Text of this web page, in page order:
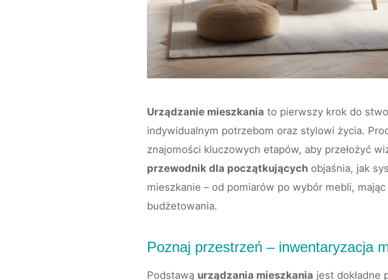
Urządzanie mieszkania to pierwszy krok do
indywidualnym potrzebom oraz stylowi życia.
znajomości kluczowych etapów, aby przełożyć
przewodnik dla początkujących objaśnia, jak
mieszkanie – od pomiarów po wybór mebli,
budżetowania.
Poznaj przestrzeń – inwentaryzacja
Podstawą urządzania mieszkania jest dokładne